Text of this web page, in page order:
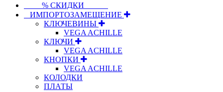
⠀⠀⠀% СКИДКИ⠀⠀⠀⠀
⠀ИМПОРТОЗАМЕЩЕНИЕ
КЛЮЧЕВИНЫ
VEGA ACHILLE
КЛЮЧИ
VEGA ACHILLE
КНОПКИ
VEGA ACHILLE
КОЛОДКИ
ПЛАТЫ